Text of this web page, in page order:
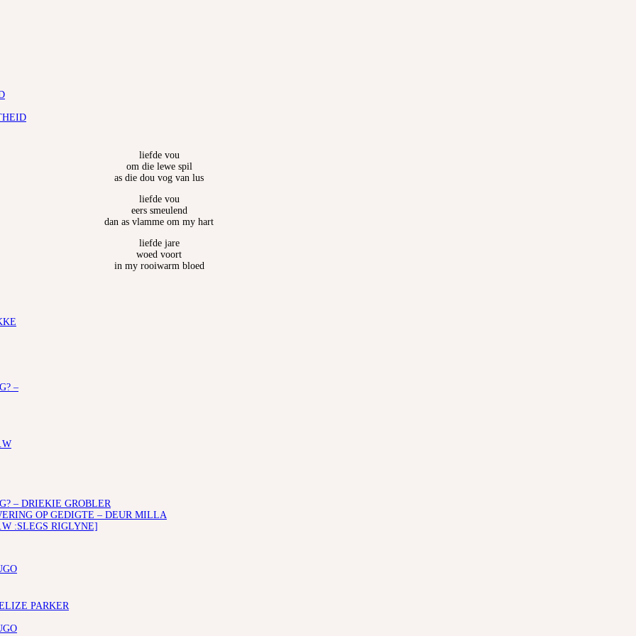
–
– DRIEKIE GROBLER
OP GEDIGTE – DEUR MILLA
:SLEGS RIGLYNE]
PARKER
liefde vou
om die lewe spil
as die dou vog van lus
liefde vou
eers smeulend
dan as vlamme om my hart
liefde jare
woed voort
in my rooiwarm bloed